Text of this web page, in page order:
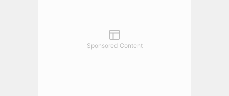
Sponsored Content